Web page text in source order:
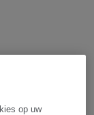
op uw